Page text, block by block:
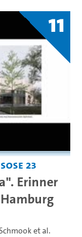
11
SoSe 23
Erinner
et al.